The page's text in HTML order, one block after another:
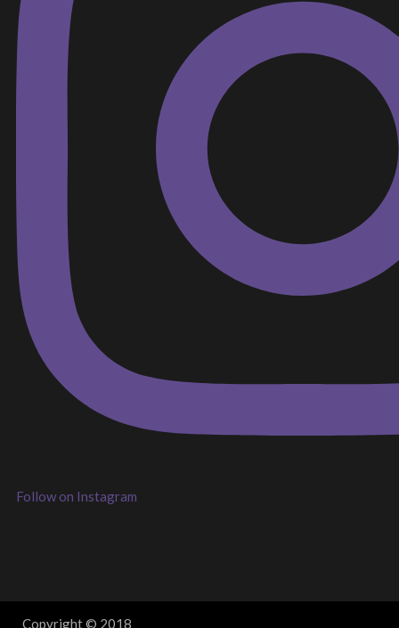
Follow on Instagram
Copyright © 2018